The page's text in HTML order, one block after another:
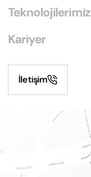
Teknolojilerimiz
Kariyer
İletişim